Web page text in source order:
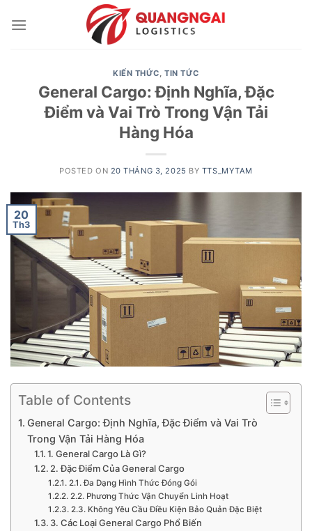
KIẾN THỨC,TIN TỨC
General Cargo: Định Nghĩa, Đặc
Điểm và Vai Trò Trong Vận Tải
Hàng Hóa
POSTED ON 20 THÁNG 3, 2025 BY TTS_MYTAM
20
Th3
Table of Contents
General Cargo: Định Nghĩa, Đặc Điểm và Vai Trò
Trong Vận Tải Hàng Hóa
1. General Cargo Là Gì?
2. Đặc Điểm Của General Cargo
2.1. Đa Dạng Hình Thức Đóng Gói
2.2. Phương Thức Vận Chuyển Linh Hoạt
2.3. Không Yêu Cầu Điều Kiện Bảo Quản Đặc Biệt
3. Các Loại General Cargo Phổ Biến